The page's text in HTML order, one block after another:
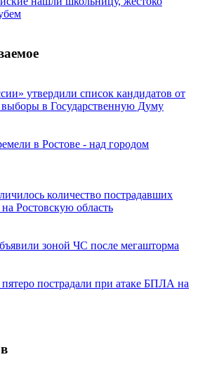
утвердили список кандидатов от
выборы в Государственную Думу
в Ростове - над городом
количество пострадавших
Ростовскую область
зоной ЧС после мегашторма
пострадали при атаке БПЛА на